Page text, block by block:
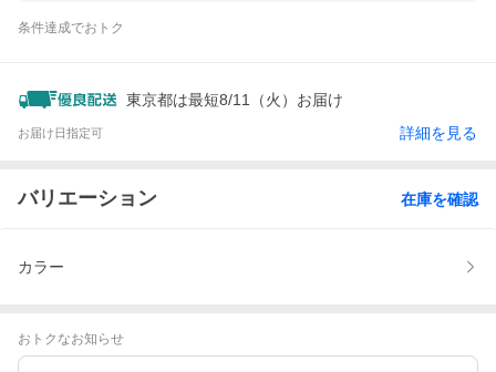
条件達成でおトク
東京都は最短8/11（火）お届け
お届け日指定可 詳細を見る
バリエーション 在庫を確認
カラー
おトクなお知らせ